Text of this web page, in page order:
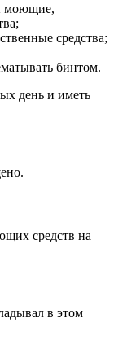
моющие,
средства;
бинтом.
день и иметь
средств на
в этом